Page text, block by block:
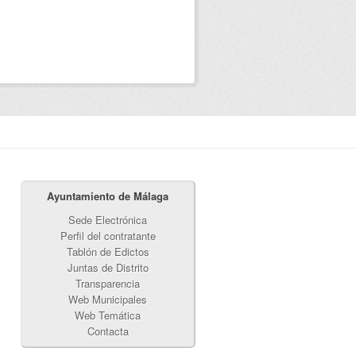
Ayuntamiento de Málaga
Sede Electrónica
Perfil del contratante
Tablón de Edictos
Juntas de Distrito
Transparencia
Web Municipales
Web Temática
Contacta